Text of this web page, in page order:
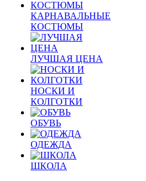
КАРНАВАЛЬНЫЕ
КОСТЮМЫ
ЛУЧШАЯ ЦЕНА
НОСКИ И
КОЛГОТКИ
ОБУВЬ
ОДЕЖДА
ШКОЛА